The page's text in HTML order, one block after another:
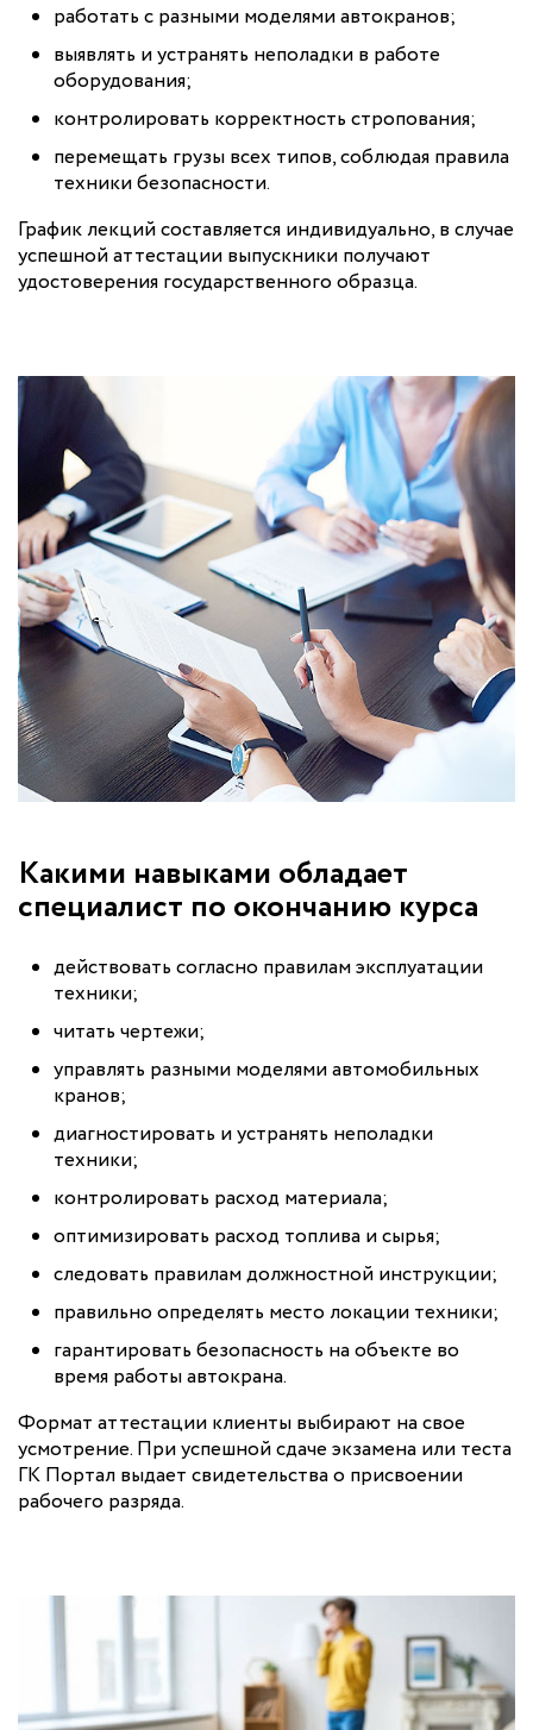
работать с разными моделями автокранов;
выявлять и устранять неполадки в работе
оборудования;
контролировать корректность стропования;
перемещать грузы всех типов, соблюдая правила
техники безопасности.
График лекций составляется индивидуально, в случае
успешной аттестации выпускники получают
удостоверения государственного образца.
Какими навыками обладает
специалист по окончанию курса
действовать согласно правилам эксплуатации
техники;
читать чертежи;
управлять разными моделями автомобильных
кранов;
диагностировать и устранять неполадки
техники;
контролировать расход материала;
оптимизировать расход топлива и сырья;
следовать правилам должностной инструкции;
правильно определять место локации техники;
гарантировать безопасность на объекте во
время работы автокрана.
Формат аттестации клиенты выбирают на свое
усмотрение. При успешной сдаче экзамена или теста
ГК Портал выдает свидетельства о присвоении
рабочего разряда.